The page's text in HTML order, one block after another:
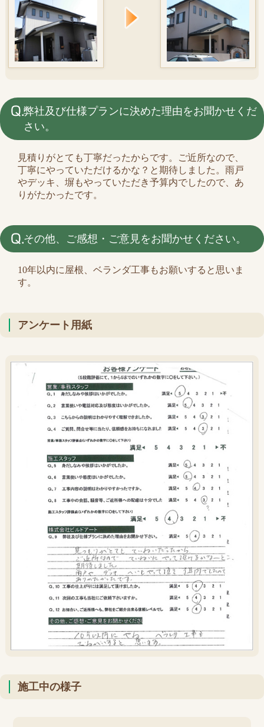
弊社及び仕様プランに決めた理由をお聞かせくだ
さい。
見積りがとても丁寧だったからです。ご近所なので、
丁寧にやっていただけるかな？と期待しました。雨戸
やデッキ、塀もやっていただき予算内でしたので、あ
りがたかったです。
その他、ご感想・ご意見をお聞かせください。
10年以内に屋根、ベランダ工事もお願いすると思いま
す。
アンケート用紙
施工中の様子